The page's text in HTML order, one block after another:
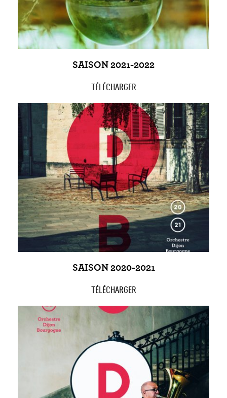
SAISON 2021-2022
TÉLÉCHARGER
SAISON 2020-2021
TÉLÉCHARGER